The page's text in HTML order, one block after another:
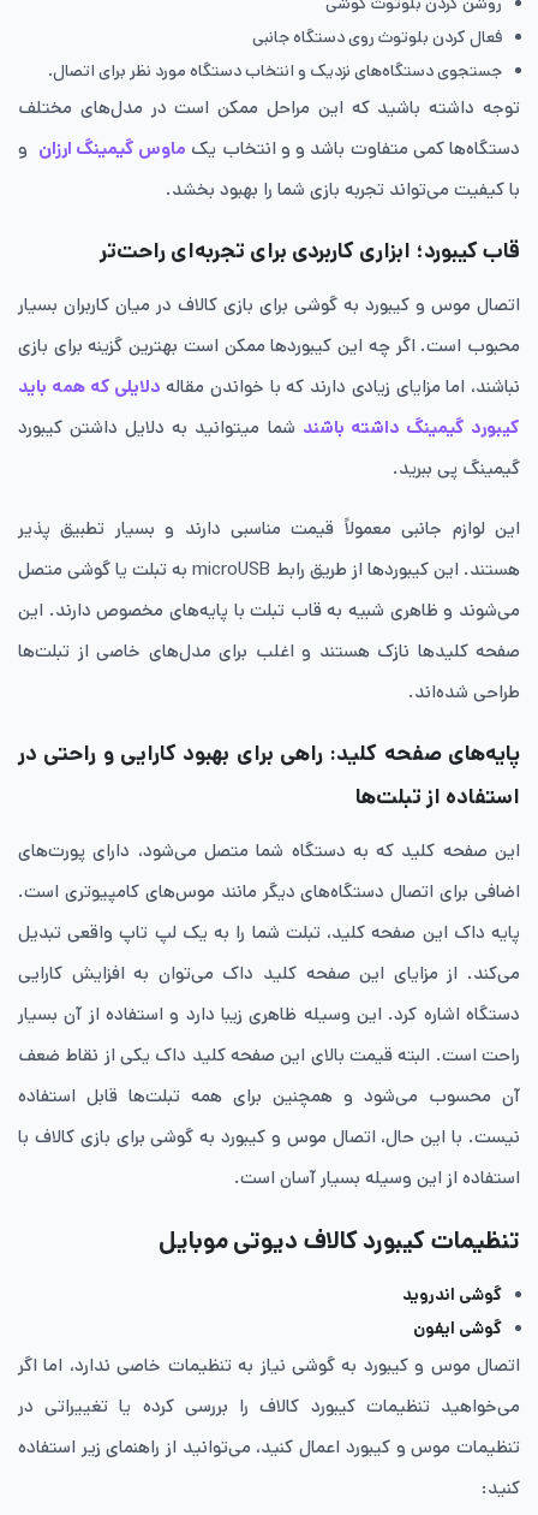
فعال کردن بلوتوث روی دستگاه جانبی
جستجوی دستگاه‌های نزدیک و انتخاب دستگاه مورد نظر برای اتصال.
توجه داشته باشید که این مراحل ممکن است در مدل‌های مختلف
دستگاه‌ها کمی متفاوت باشد و و انتخاب یک ماوس گیمینگ ارزان و
با کیفیت می‌تواند تجربه بازی شما را بهبود بخشد.
قاب کیبورد؛ ابزاری کاربردی برای تجربه‌ای راحت‌تر
اتصال موس و کیبورد به گوشی برای بازی کالاف در میان کاربران بسیار
محبوب است. اگر چه این کیبوردها ممکن است بهترین گزینه برای بازی
نباشند، اما مزایای زیادی دارند که با خواندن مقاله دلایلی که همه باید
کیبورد گیمینگ داشته باشند شما میتوانید به دلایل داشتن کیبورد
گیمینگ پی ببرید.
این لوازم جانبی معمولاً قیمت مناسبی دارند و بسیار تطبیق‌ پذیر
هستند. این کیبوردها از طریق رابط microUSB به تبلت یا گوشی متصل
می‌شوند و ظاهری شبیه به قاب تبلت با پایه‌های مخصوص دارند. این
صفحه‌ کلیدها نازک هستند و اغلب برای مدل‌های خاصی از تبلت‌ها
طراحی شده‌اند.
پایه‌های صفحه کلید: راهی برای بهبود کارایی و راحتی در
استفاده از تبلت‌ها
این صفحه ‌کلید که به دستگاه شما متصل می‌شود، دارای پورت‌های
اضافی برای اتصال دستگاه‌های دیگر مانند موس‌های کامپیوتری است.
پایه داک این صفحه ‌کلید، تبلت شما را به یک لپ ‌تاپ واقعی تبدیل
می‌کند. از مزایای این صفحه ‌کلید داک می‌توان به افزایش کارایی
دستگاه اشاره کرد. این وسیله ظاهری زیبا دارد و استفاده از آن بسیار
راحت است. البته قیمت بالای این صفحه‌ کلید داک یکی از نقاط ضعف
آن محسوب می‌شود و همچنین برای همه تبلت‌ها قابل استفاده
نیست. با این حال، اتصال موس و کیبورد به گوشی برای بازی کالاف با
استفاده از این وسیله بسیار آسان است.
تنظیمات کیبورد کالاف دیوتی موبایل
گوشی اندروید
گوشی ایفون
اتصال موس و کیبورد به گوشی نیاز به تنظیمات خاصی ندارد، اما اگر
می‌خواهید تنظیمات کیبورد کالاف را بررسی کرده یا تغییراتی در
تنظیمات موس و کیبورد اعمال کنید، می‌توانید از راهنمای زیر استفاده
کنید: